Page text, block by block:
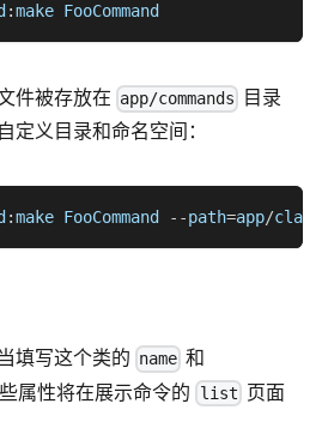
:make FooCommand
件被存放在 app/commands
目录
定义目录和命名空间：
:make FooCommand --path=app/
填写这个类的 name 和
属性将在展示命令的 list 页面